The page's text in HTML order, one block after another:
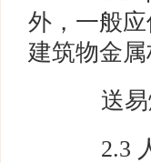
外，一般
建筑物金
送易燃
2.3 人